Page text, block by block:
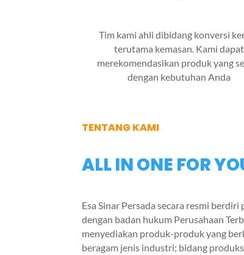
Tim kami ahli dibidang konversi
terutama kemasan. Kami dapat
merekomendasikan produk yang
dengan kebutuhan Anda
TENTANG KAMI
ALL IN ONE FOR
Esa Sinar Persada secara resmi
dengan badan hukum Perusahaan
menyediakan produk-produk yang
beragam jenis industri; bidang